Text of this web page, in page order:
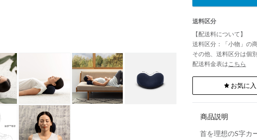
送料区分
【配送料について】
送料区分：「小物」の
その他、送料区分は個
配送料金表はこちら
お気に
商品説明
首を理想のS字カ